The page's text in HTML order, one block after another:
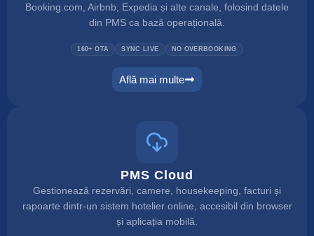
Booking.com, Airbnb, Expedia și alte canale, folosind datele
din PMS ca bază operațională.
160+ OTA SYNC LIVE NO OVERBOOKING
Află mai multe
channel manager
PMS Cloud
Gestionează rezervări, camere, housekeeping, facturi și
rapoarte dintr-un sistem hotelier online, accesibil din browser
și aplicația mobilă.